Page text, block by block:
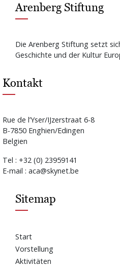
Arenberg Stiftung
Die Arenberg Stiftung setzt
Geschichte und der Kultur
Kontakt
Rue de l’Yser/IJzerstraat 6-8
B-7850 Enghien/Edingen
Belgien
Tel : +32 (0) 23959141
E-mail : aca@skynet.be
Sitemap
Start
Vorstellung
Aktivitäten